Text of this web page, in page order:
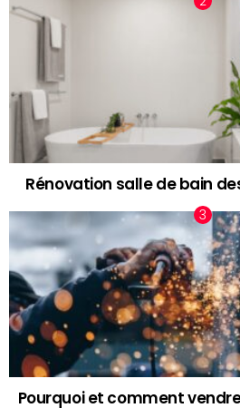
Rénovation salle de bain
Pourquoi et comment